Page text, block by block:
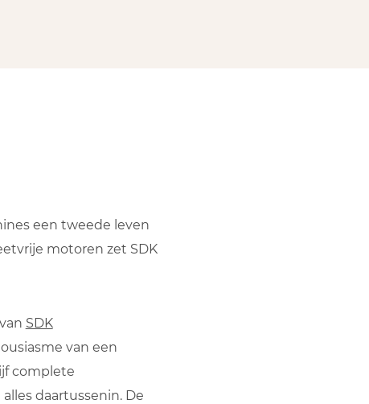
een tweede leven
motoren zet SDK
SDK
van een
complete
daartussenin. De